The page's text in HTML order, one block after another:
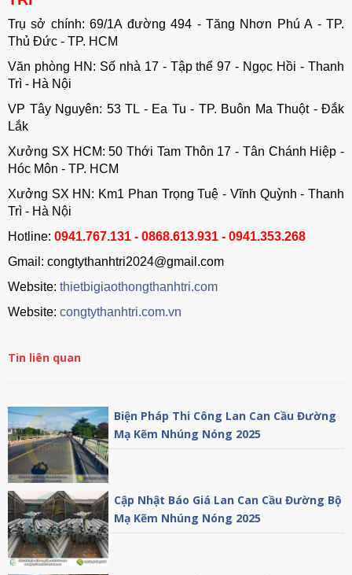
Trụ sở chính: 69/1A đường 494 - Tăng Nhơn Phú A - TP.
Thủ Đức - TP. HCM
Văn phòng HN: Số nhà 17 - Tập thể 97 - Ngọc Hồi - Thanh
Trì - Hà Nội
VP Tây Nguyên: 53 TL - Ea Tu - TP. Buôn Ma Thuột - Đắk
Lắk
Xưởng SX HCM: 50 Thới Tam Thôn 17 - Tân Chánh Hiệp -
Hóc Môn - TP. HCM
Xưởng SX HN: Km1 Phan Trọng Tuệ - Vĩnh Quỳnh - Thanh
Trì - Hà Nội
Hotline: 0941.767.131 - 0868.613.931 - 0941.353.268
Gmail: congtythanhtri2024@gmail.com
Website: thietbigiaothongthanhtri.com
Website: congtythanhtri.com.vn
Tin liên quan
Biện Pháp Thi Công Lan Can Cầu Đường
Mạ Kẽm Nhúng Nóng 2025
Cập Nhật Báo Giá Lan Can Cầu Đường Bộ
Mạ Kẽm Nhúng Nóng 2025